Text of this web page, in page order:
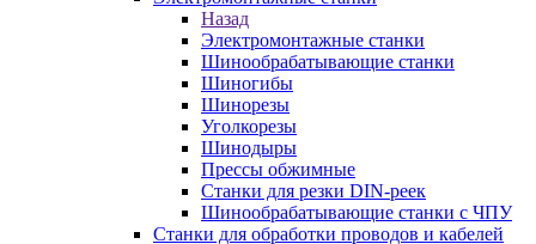
Назад
Электромонтажные станки
Шинообрабатывающие станки
Шиногибы
Шинорезы
Уголкорезы
Шинодыры
Прессы обжимные
Станки для резки DIN-реек
Шинообрабатывающие станки с ЧПУ
Станки для обработки проводов и кабелей